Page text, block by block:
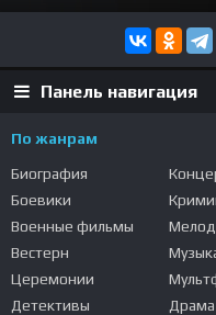
Панель навигация
По жанрам
Биография
Боевики
Военные фильмы
Вестерн
Церемонии
Детективы
Драма